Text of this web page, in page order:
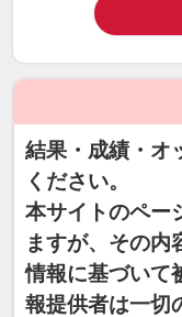
結果・成績・オ
ください。
本サイトのペー
ますが、その内
情報に基づいて
報提供者は一切